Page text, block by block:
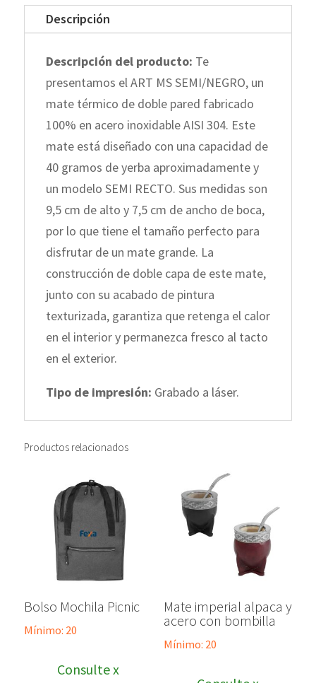
recto
cantidad
Descripción
Descripción del producto: Te
presentamos el ART MS SEMI/NEGRO, un
mate térmico de doble pared fabricado
100% en acero inoxidable AISI 304. Este
mate está diseñado con una capacidad de
40 gramos de yerba aproximadamente y
un modelo SEMI RECTO. Sus medidas son
9,5 cm de alto y 7,5 cm de ancho de boca,
por lo que tiene el tamaño perfecto para
disfrutar de un mate grande. La
construcción de doble capa de este mate,
junto con su acabado de pintura
texturizada, garantiza que retenga el calor
en el interior y permanezca fresco al tacto
en el exterior.
Tipo de impresión: Grabado a láser.
Productos relacionados
Bolso Mochila Picnic
Mínimo: 20
Consulte x
Mate imperial alpaca y
acero con bombilla
Mínimo: 20